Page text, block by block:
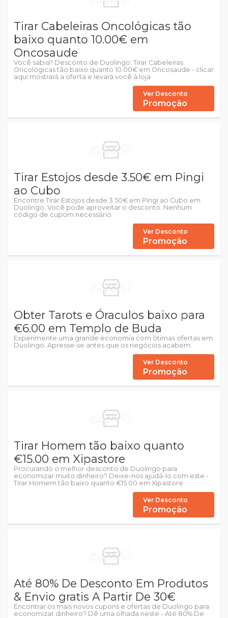
Tirar Cabeleiras Oncológicas tão
baixo quanto 10.00€ em
Oncosaude
Você sabia? Desconto de Duolingo: Tirar Cabeleiras
Oncológicas tão baixo quanto 10.00€ em Oncosaude - clicar
aqui mostrará a oferta e levará você à loja
Ver Desconto
Promoção
Tirar Estojos desde 3.50€ em Pingi
ao Cubo
Encontre Tirar Estojos desde 3.50€ em Pingi ao Cubo em
Duolingo. Você pode aproveitar o desconto. Nenhum
código de cupom necessário.
Ver Desconto
Promoção
Obter Tarots e Óraculos baixo para
€6.00 em Templo de Buda
Experimente uma grande economia com ótimas ofertas em
Duolingo. Apresse-se antes que os negócios acabem.
Ver Desconto
Promoção
Tirar Homem tão baixo quanto
€15.00 em Xipastore
Procurando o melhor desconto de Duolingo para
economizar muito dinheiro? Deixe-nos ajudá-lo com este -
Tirar Homem tão baixo quanto €15.00 em Xipastore
Ver Desconto
Promoção
Até 80% De Desconto Em Produtos
& Envio gratis A Partir De 30€
Encontrar os mais novos cupons e ofertas de Duolingo para
economizar dinheiro? Dê uma olhada neste - Até 80% De